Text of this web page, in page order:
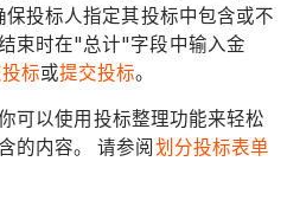
投标人指定其投标中包含或不
束时在"总计"字段中输入金
标或提交投标。
可以使用投标整理功能来轻松
的内容。 请参阅 划分投标表单